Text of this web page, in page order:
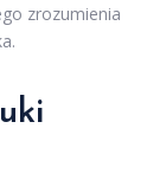
zrozumienia